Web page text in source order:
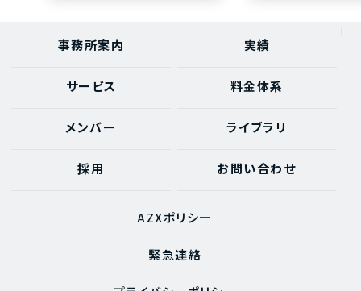
事務所案内 実績
サービス 料金体系
メンバー ライブラリ
採用 お問い合わせ
AZXポリシー
緊急連絡